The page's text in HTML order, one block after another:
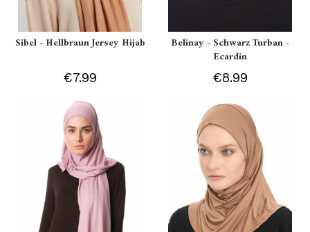
Sibel - Hellbraun Jersey Hijab
€7.99
Belinay - Schwarz Turban -
Ecardin
€8.99